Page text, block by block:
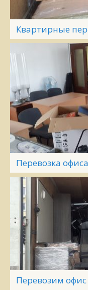
Квартирные
Перевозка
Перевозим офис